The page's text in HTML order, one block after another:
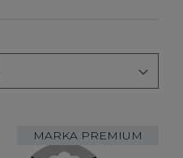

MARKA PREMIUM